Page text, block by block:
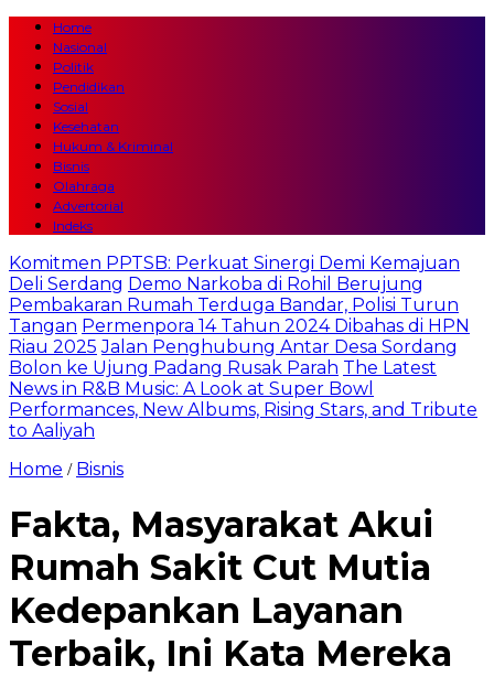
Home
Nasional
Politik
Pendidikan
Sosial
Kesehatan
Hukum & Kriminal
Bisnis
Olahraga
Advertorial
Indeks
Komitmen PPTSB: Perkuat Sinergi Demi Kemajuan
Deli Serdang Demo Narkoba di Rohil Berujung
Pembakaran Rumah Terduga Bandar, Polisi Turun
Tangan Permenpora 14 Tahun 2024 Dibahas di HPN
Riau 2025 Jalan Penghubung Antar Desa Sordang
Bolon ke Ujung Padang Rusak Parah The Latest
News in R&B Music: A Look at Super Bowl
Performances, New Albums, Rising Stars, and Tribute
to Aaliyah
Home / Bisnis
Fakta, Masyarakat Akui
Rumah Sakit Cut Mutia
Kedepankan Layanan
Terbaik, Ini Kata Mereka